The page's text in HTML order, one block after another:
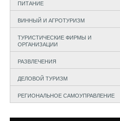
ПИТАНИЕ
ВИННЫЙ И АГРОТУРИЗМ
ТУРИСТИЧЕСКИЕ ФИРМЫ И
ОРГАНИЗАЦИИ
РАЗВЛЕЧЕНИЯ
ДЕЛОВОЙ ТУРИЗМ
РЕГИОНАЛЬНОЕ САМОУПРАВЛЕНИЕ